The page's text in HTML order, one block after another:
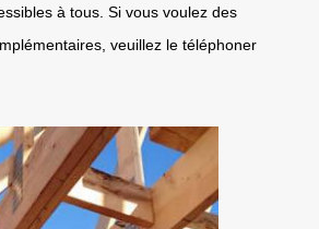
à tous. Si vous voulez des
veuillez le téléphoner